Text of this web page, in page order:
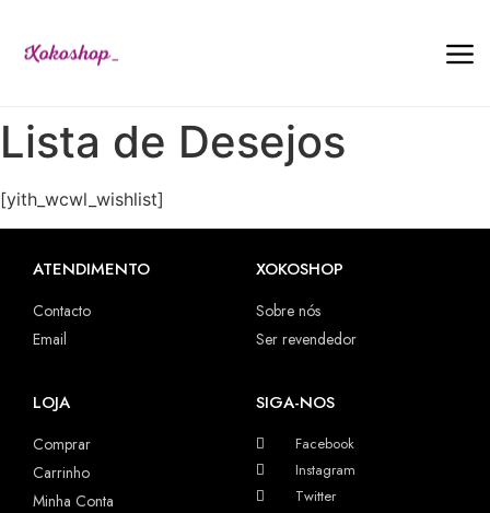
Lista de Desejos
[yith_wcwl_wishlist]
ATENDIMENTO
Contacto
Email
XOKOSHOP
Sobre nós
Ser revendedor
LOJA
Comprar
Carrinho
Minha Conta
SIGA-NOS
Facebook
Instagram
Twitter